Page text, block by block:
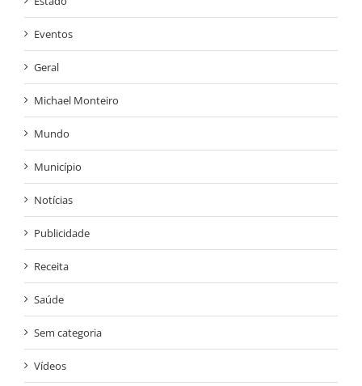
Eventos
Geral
Michael Monteiro
Mundo
Município
Notícias
Publicidade
Receita
Saúde
Sem categoria
Vídeos